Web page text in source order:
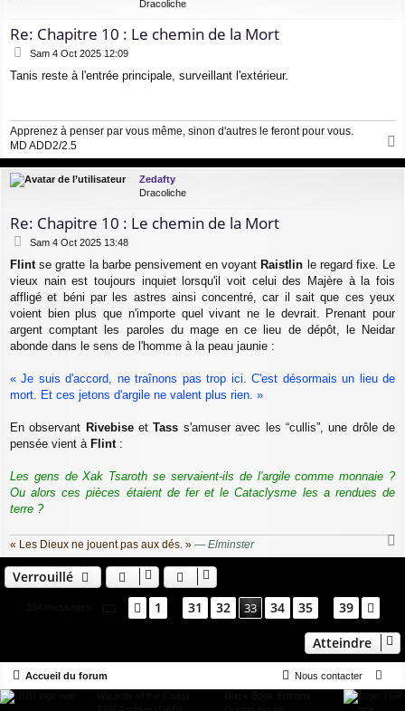
Dracoliche
Re: Chapitre 10 : Le chemin de la Mort
M
s
g
e
Sam 4 Oct 2025 12:09
Tanis reste à l'entrée principale, surveillant l'extérieur.
Apprenez à penser par vous même, sinon d'autres le feront pour vous.
MD ADD2/2.5
u
Zedafty
Dracoliche
Re: Chapitre 10 : Le chemin de la Mort
M
s
s
a
Sam 4 Oct 2025 13:48
Flintse gratte la barbe pensivement en voyant Raistlin le regard fixe. Le
vieux nain est toujours inquiet lorsqu'il voit celui des Majère à la fois
affligé et béni par les astres ainsi concentré, car il sait que ces yeux
voient bien plus que n'importe quel vivant ne le devrait. Prenant pour
argent comptant les paroles du mage en ce lieu de dépôt, le Neidar
abonde dans le sens de l'homme à la peau jaunie :
« Je suis d'accord, ne traînons pas trop ici. C'est désormais un lieu de
mort. Et ces jetons d'argile ne valent plus rien. »
En observant RivebiseetTass s'amuser avec les “cullis”, une drôle de
pensée vient à Flint:
Les gens de Xak Tsaroth se servaient-ils de l'argile comme monnaie ?
Ou alors ces pièces étaient de fer et le Cataclysme les a rendues de
terre ?
« Les Dieux ne jouent pas aux dés. » — Elminster
a
Verrouillé
Page 33 sur39
Précédent
1 31 32 33 34 35 39
Atteindre
Accueil du forum
Nous contacter